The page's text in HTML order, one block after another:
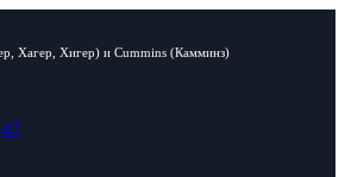
Хагер, Хигер) и Cummins (Камминз)